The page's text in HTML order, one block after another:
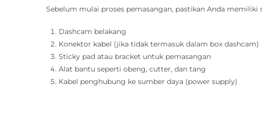
Sebelum mulai proses pemasangan, pastikan Anda memiliki
Dashcam belakang
Konektor kabel (jika tidak termasuk dalam box dashcam)
Sticky pad atau bracket untuk pemasangan
Alat bantu seperti obeng, cutter, dan tang
Kabel penghubung ke sumber daya (power supply)